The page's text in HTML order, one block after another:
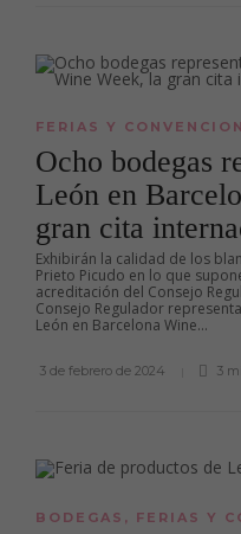
FERIAS Y
Ocho bodegas
León en
gran cita
Exhibirán la calidad de los
Prieto Picudo en lo que
acreditación del Consejo
Consejo Regulador
León en Barcelona Wine...
3 de febrero de 2024 3
BODEGAS , FERIAS Y